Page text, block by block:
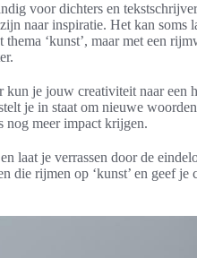
voor dichters en
naar inspiratie. Het kan soms
‘kunst’, maar met een
je jouw creativiteit naar een
je in staat om nieuwe
nog meer impact krijgen.
laat je verrassen door de
die rijmen op ‘kunst’ en geef je